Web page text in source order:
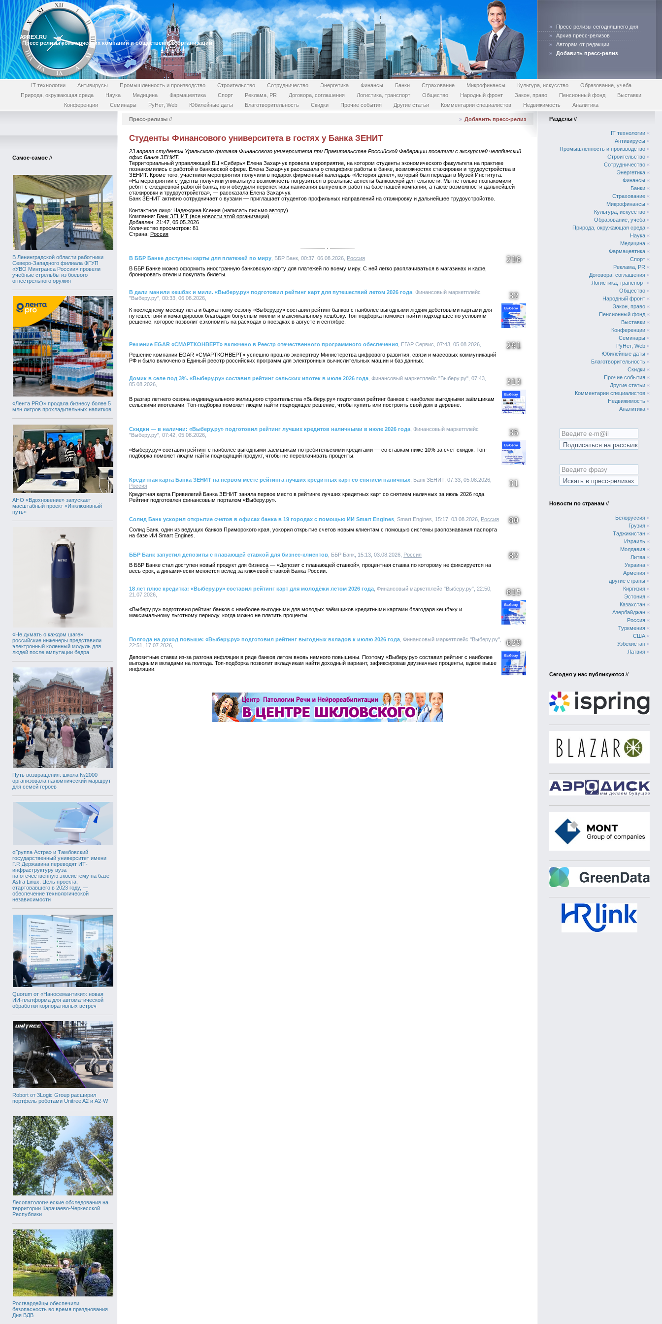
ATREX.RU
Пресс релизы коммерческих компаний и общественных организаций
»
Пресс релизы сегодняшнего дня
»
Архив пресс-релизов
»
Авторам от редакции
»
Добавить пресс-релиз
IT технологии Антивирусы Промышленность и производство Строительство Сотрудничество Энергетика Финансы Банки Страхование Микрофинансы Культура, искусство
Образование, учеба
Природа, окружающая среда
Наука Медицина Фармацевтика Спорт Реклама, PR Договора, соглашения Логистика, транспорт Общество Народный фронт Закон, право Пенсионный фонд
Выставки
Конференции
Семинары РуНет, Web Юбилейные даты Благотворительность Скидки Прочие события Другие статьи Комментарии специалистов Недвижимость Аналитика
Самое-самое //
В Ленинградской области работники
Северо-Западного филиала ФГУП
«УВО Минтранса России» провели
учебные стрельбы из боевого
огнестрельного оружия
«Лента PRO» продала бизнесу более 5
млн литров прохладительных напитков
АНО «Вдохновение» запускает
масштабный проект «Инклюзивный
путь»
«Не думать о каждом шаге»:
российские инженеры представили
электронный коленный модуль для
людей после ампутации бедра
Путь возвращения: школа №2000
организовала паломнический маршрут
для семей героев
«Группа Астра» и Тамбовский
государственный университет имени
Г.Р. Державина переводят ИТ-
инфраструктуру вуза
на отечественную экосистему на базе
Astra Linux. Цель проекта,
стартовавшего в 2023 году, —
обеспечение технологической
независимости
Quorum от «Наносемантики»: новая
ИИ-платформа для автоматической
обработки корпоративных встреч
Robort от 3Logic Group расширил
портфель роботами Unitree A2 и A2-W
Лесопатологические обследования на
территории Карачаево-Черкесской
Республики
Росгвардейцы обеспечили
безопасность во время празднования
Дня ВДВ
Пресс-релизы // » Добавить пресс-релиз
Студенты Финансового университета в гостях у Банка ЗЕНИТ
23 апреля студенты Уральского филиала Финансового университета при Правительстве Российской Федерации посетили с экскурсией челябинский
офис Банка ЗЕНИТ.
Территориальный управляющий БЦ «Сибирь» Елена Захарчук провела мероприятие, на котором студенты экономического факультета на практике
познакомились с работой в банковской сфере. Елена Захарчук рассказала о специфике работы в банке, возможностях стажировки и трудоустройства в
ЗЕНИТ. Кроме того, участники мероприятия получили в подарок фирменный календарь «История денег», который был передан в Музей Института.
«На мероприятии студенты получили уникальную возможность погрузиться в реальные аспекты банковской деятельности. Мы не только познакомили
ребят с ежедневной работой банка, но и обсудили перспективы написания выпускных работ на базе нашей компании, а также возможности дальнейшей
стажировки и трудоустройства», — рассказала Елена Захарчук.
Банк ЗЕНИТ активно сотрудничает с вузами — приглашает студентов профильных направлений на стажировку и дальнейшее трудоустройство.
Контактное лицо: Надеждина Ксения (написать письмо автору)
Компания: Банк ЗЕНИТ (все новости этой организации)
Добавлен: 21:47, 05.05.2026
Количество просмотров: 81
Страна: Россия
В ББР Банке доступны карты для платежей по миру , ББР Банк, 00:37, 06.08.2026, Россия 216
В ББР Банке можно оформить иностранную банковскую карту для платежей по всему миру. С ней легко расплачиваться в магазинах и кафе,
бронировать отели и покупать билеты.
В дали манили кешбэк и мили. «Выберу.ру» подготовил рейтинг карт для путешествий летом 2026 года , Финансовый маркетплейс
"Выберу.ру", 00:33, 06.08.2026,
32
К последнему месяцу лета и бархатному сезону «Выберу.ру» составил рейтинг банков с наиболее выгодными людям дебетовыми картами для
путешествий и командировок благодаря бонусным милям и максимальному кешбэку. Топ-подборка поможет найти подходящее по условиям
решение, которое позволит сэкономить на расходах в поездках в августе и сентябре.
Решение EGAR «СМАРТКОНВЕРТ» включено в Реестр отечественного программного обеспечения , ЕГАР Сервис, 07:43, 05.08.2026, 291
Решение компании EGAR «СМАРТКОНВЕРТ» успешно прошло экспертизу Министерства цифрового развития, связи и массовых коммуникаций
РФ и было включено в Единый реестр российских программ для электронных вычислительных машин и баз данных.
Домик в селе под 3%. «Выберу.ру» составил рейтинг сельских ипотек в июле 2026 года , Финансовый маркетплейс "Выберу.ру", 07:43,
05.08.2026,
313
В разгар летнего сезона индивидуального жилищного строительства «Выберу.ру» подготовил рейтинг банков с наиболее выгодными заёмщикам
сельскими ипотеками. Топ-подборка поможет людям найти подходящее решение, чтобы купить или построить свой дом в деревне.
Скидки — в наличии: «Выберу.ру» подготовил рейтинг лучших кредитов наличными в июле 2026 года , Финансовый маркетплейс
"Выберу.ру", 07:42, 05.08.2026,
35
«Выберу.ру» составил рейтинг с наиболее выгодными заёмщикам потребительскими кредитами — со ставкам ниже 10% за счёт скидок. Топ-
подборка поможет людям найти подходящий продукт, чтобы не переплачивать проценты.
Кредитная карта Банка ЗЕНИТ на первом месте рейтинга лучших кредитных карт со снятием наличных , Банк ЗЕНИТ, 07:33, 05.08.2026,
Россия
31
Кредитная карта Привилегий Банка ЗЕНИТ заняла первое место в рейтинге лучших кредитных карт со снятием наличных за июль 2026 года.
Рейтинг подготовлен финансовым порталом «Выберу.ру».
Солид Банк ускорил открытие счетов в офисах банка в 19 городах с помощью ИИ Smart Engines , Smart Engines, 15:17, 03.08.2026, Россия 80
Солид Банк, один из ведущих банков Приморского края, ускорил открытие счетов новым клиентам с помощью системы распознавания паспорта
на базе ИИ Smart Engines.
ББР Банк запустил депозиты с плавающей ставкой для бизнес-клиентов , ББР Банк, 15:13, 03.08.2026, Россия 82
В ББР Банке стал доступен новый продукт для бизнеса — «Депозит с плавающей ставкой», процентная ставка по которому не фиксируется на
весь срок, а динамически меняется вслед за ключевой ставкой Банка России.
18 лет плюс кредитка: «Выберу.ру» составил рейтинг карт для молодёжи летом 2026 года , Финансовый маркетплейс "Выберу.ру", 22:50,
21.07.2026,
815
«Выберу.ру» подготовил рейтинг банков с наиболее выгодными для молодых заёмщиков кредитными картами благодаря кешбэку и
максимальному льготному периоду, когда можно не платить проценты.
Полгода на доход повыше: «Выберу.ру» подготовил рейтинг выгодных вкладов к июлю 2026 года , Финансовый маркетплейс "Выберу.ру",
22:51, 17.07.2026,
629
Депозитные ставки из-за разгона инфляции в ряде банков летом вновь немного повышены. Поэтому «Выберу.ру» составил рейтинг с наиболее
выгодными вкладами на полгода. Топ-подборка позволит вкладчикам найти доходный вариант, зафиксировав двузначные проценты, вдвое выше
инфляции.
Разделы //
IT технологии «
Антивирусы «
Промышленность и производство «
Строительство «
Сотрудничество «
Энергетика «
Финансы «
Банки «
Страхование «
Микрофинансы «
Культура, искусство «
Образование, учеба «
Природа, окружающая среда «
Наука «
Медицина «
Фармацевтика «
Спорт «
Реклама, PR «
Договора, соглашения «
Логистика, транспорт «
Общество «
Народный фронт «
Закон, право «
Пенсионный фонд «
Выставки «
Конференции «
Семинары «
РуНет, Web «
Юбилейные даты «
Благотворительность «
Скидки «
Прочие события «
Другие статьи «
Комментарии специалистов «
Недвижимость «
Аналитика «
Новости по странам //
Белоруссия «
Грузия «
Таджикистан «
Израиль «
Молдавия «
Литва «
Украина «
Армения «
другие страны «
Киргизия «
Эстония «
Казахстан «
Азербайджан «
Россия «
Туркмения «
США «
Узбекистан «
Латвия «
Сегодня у нас публикуются //